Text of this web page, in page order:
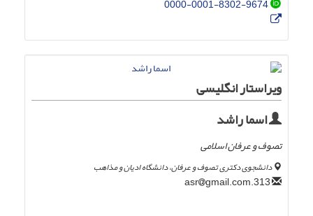
0000-0001-8302-9674
ویراستار انگلیسی
اسما راشد
تصوف و عرفان اسلامی
دانشجوی دکتری تصوف و عرفان، دانشگاه ادیان و مذاهب
gmail.com